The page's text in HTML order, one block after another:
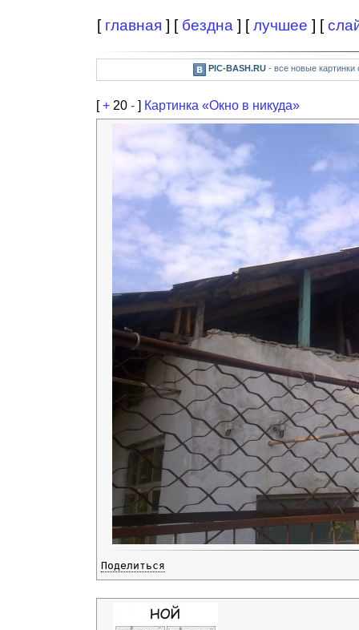
[ главная ] [ бездна ] [лучшее ] [
PIC-BASH.RU- все новые картинки
[+ 20 - ] Картинка «Окно в никуда»
Поделиться